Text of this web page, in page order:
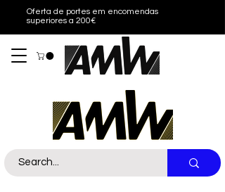
Oferta de portes em encomendas
superiores a 200€